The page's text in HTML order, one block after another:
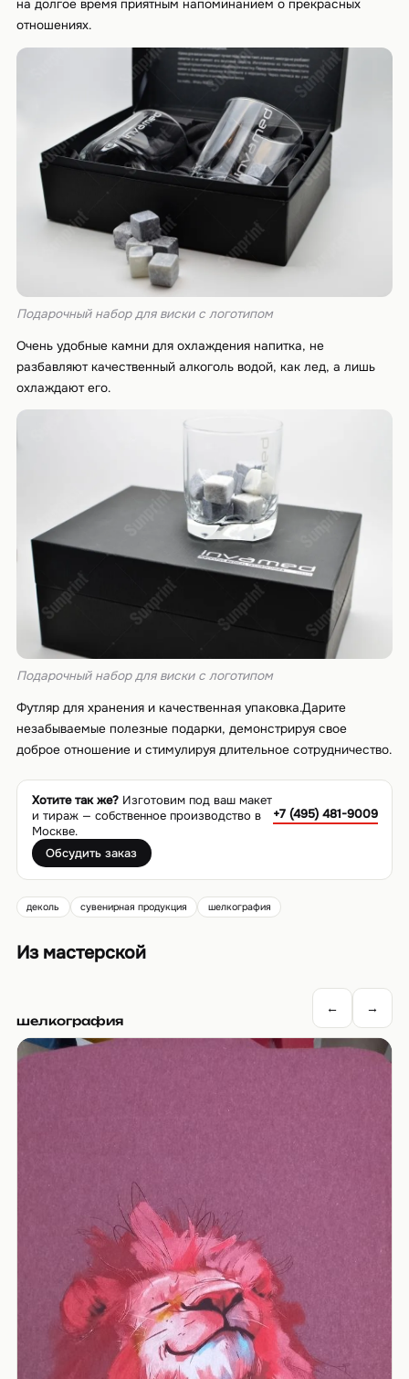
на долгое время приятным напоминанием о прекрасных
отношениях.
Подарочный набор для виски с логотипом
Очень удобные камни для охлаждения напитка, не
разбавляют качественный алкоголь водой, как лед, а лишь
охлаждают его.
Подарочный набор для виски с логотипом
Футляр для хранения и качественная упаковка.Дарите
незабываемые полезные подарки, демонстрируя свое
доброе отношение и стимулируя длительное сотрудничество.
Хотите так же?Изготовим под ваш макет
и тираж — собственное производство в
Москве.
+7 (495) 481-9009
Обсудить заказ
деколь сувенирная продукция шелкография
Из мастерской
шелкография
← →